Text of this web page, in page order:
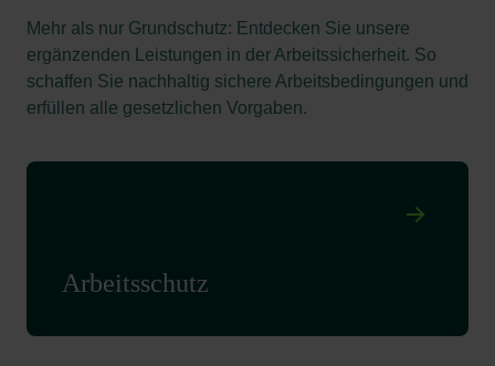
Mehr als nur Grundschutz: Entdecken Sie unsere
ergänzenden Leistungen in der Arbeitssicherheit. So
schaffen Sie nachhaltig sichere Arbeitsbedingungen und
erfüllen alle gesetzlichen Vorgaben.
Arbeitsschutz